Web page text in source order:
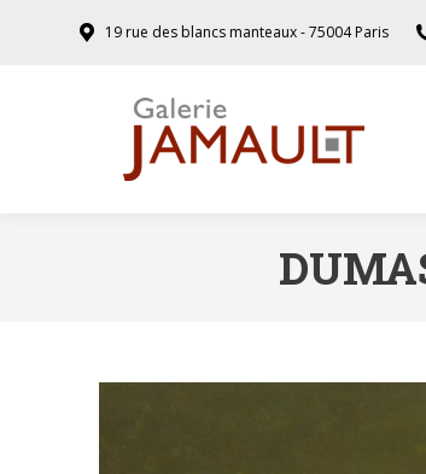
19 rue des blancs manteaux - 75004 Paris